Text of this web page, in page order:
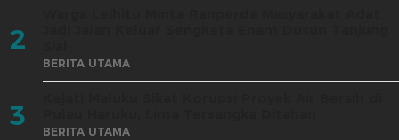
2
BERITA UTAMA
3 BERITA UTAMA